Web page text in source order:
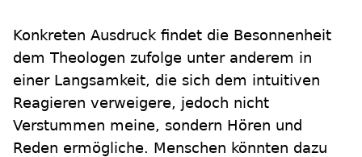
Konkreten Ausdruck findet die Besonnenheit
dem Theologen zufolge unter anderem in
einer Langsamkeit, die sich dem intuitiven
Reagieren verweigere, jedoch nicht
Verstummen meine, sondern Hören und
Reden ermögliche. Menschen könnten dazu